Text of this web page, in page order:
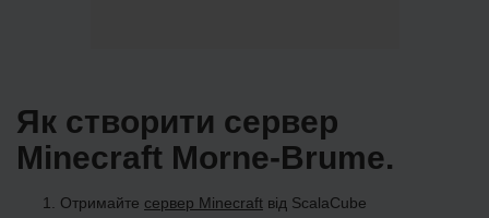
Як створити сервер
Minecraft Morne-Brume.
Отримайте сервер Minecraft від ScalaCube